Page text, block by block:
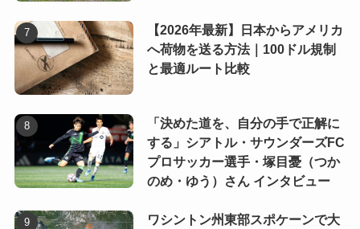
【2026年最新】日本からアメリカ
へ荷物を送る方法｜100ドル規制
と最適ルート比較
「決めた道を、自分の手で正解に
する」シアトル・サウンダーズFC
プロサッカー選手・塚目憂（つか
のめ・ゆう）さん インタビュー
ワシントン州東部スポケーンで大